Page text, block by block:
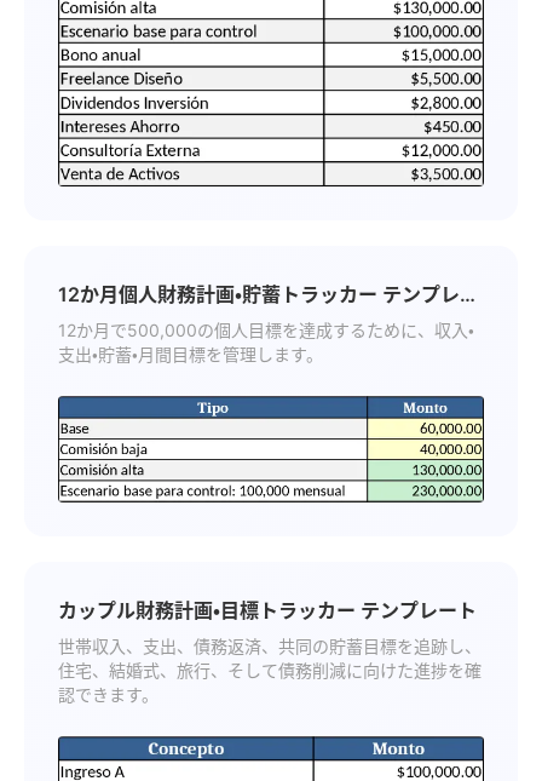
12か月個人財務計画・貯蓄トラッカー テンプレー
ト
12か月で500,000の個人目標を達成するために、収入・
支出・貯蓄・月間目標を管理します。
カップル財務計画・目標トラッカー テンプレート
世帯収入、支出、債務返済、共同の貯蓄目標を追跡し、
住宅、結婚式、旅行、そして債務削減に向けた進捗を確
認できます。